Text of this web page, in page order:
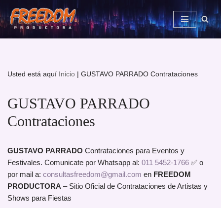
Saltar
al
Usted está aquí Inicio | GUSTAVO PARRADO Contrataciones
GUSTAVO PARRADO
Contrataciones
GUSTAVO PARRADO Contrataciones para Eventos y
Festivales. Comunicate por Whatsapp al: 011 5452-1766 ✅ o
por mail a: consultasfreedom@gmail.com en FREEDOM
PRODUCTORA – Sitio Oficial de Contrataciones de Artistas y
Shows para Fiestas